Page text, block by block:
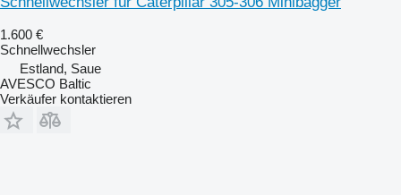
1.600 €
Schnellwechsler
Estland, Saue
AVESCO Baltic
Verkäufer kontaktieren